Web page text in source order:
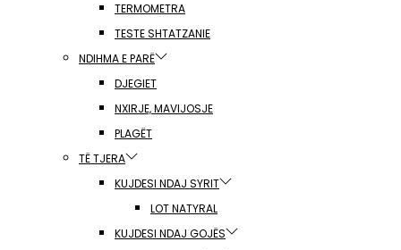
TERMOMETRA
TESTE SHTATZANIE
NDIHMA E PARË
DJEGIET
NXIRJE, MAVIJOSJE
PLAGËT
TË TJERA
KUJDESI NDAJ SYRIT
LOT NATYRAL
KUJDESI NDAJ GOJËS